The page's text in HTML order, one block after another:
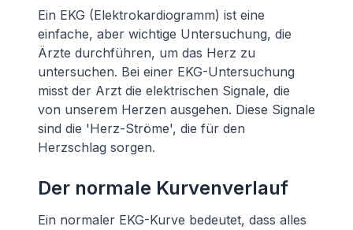
Ein EKG (Elektrokardiogramm) ist eine
einfache, aber wichtige Untersuchung, die
Ärzte durchführen, um das Herz zu
untersuchen. Bei einer EKG-Untersuchung
misst der Arzt die elektrischen Signale, die
von unserem Herzen ausgehen. Diese Signale
sind die 'Herz-Ströme', die für den
Herzschlag sorgen.
Der normale Kurvenverlauf
Ein normaler EKG-Kurve bedeutet, dass alles